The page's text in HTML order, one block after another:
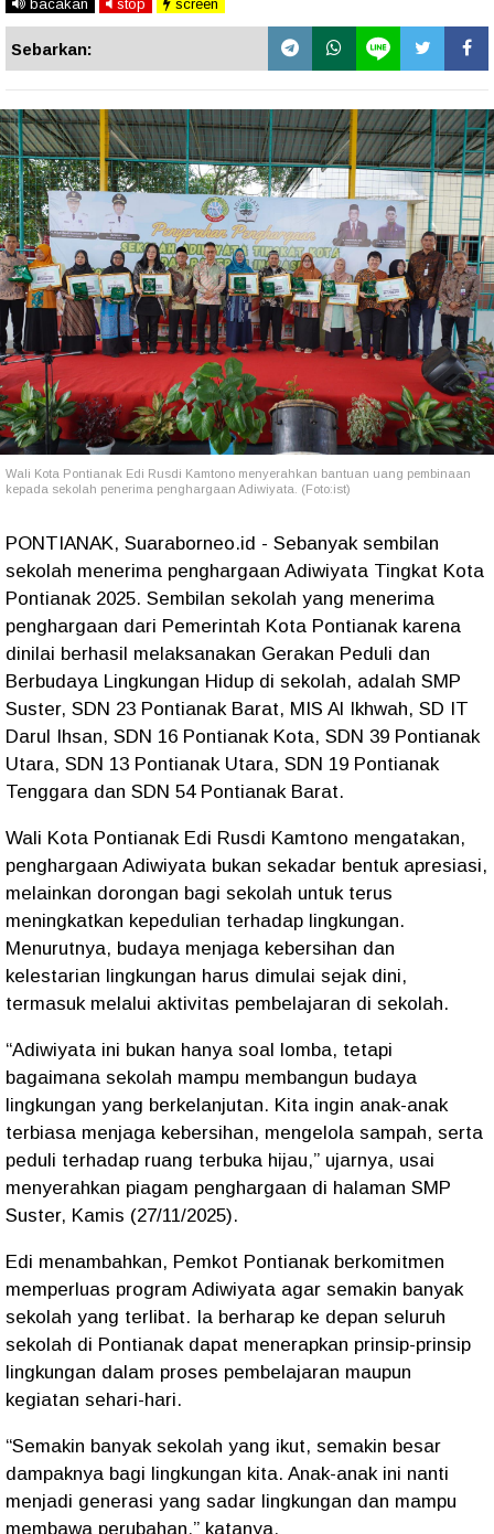
bacakan stop screen
Sebarkan:
Wali Kota Pontianak Edi Rusdi Kamtono menyerahkan bantuan uang pembinaan
kepada sekolah penerima penghargaan Adiwiyata. (Foto:ist)
PONTIANAK, Suaraborneo.id - Sebanyak sembilan
sekolah menerima penghargaan Adiwiyata Tingkat Kota
Pontianak 2025. Sembilan sekolah yang menerima
penghargaan dari Pemerintah Kota Pontianak karena
dinilai berhasil melaksanakan Gerakan Peduli dan
Berbudaya Lingkungan Hidup di sekolah, adalah SMP
Suster, SDN 23 Pontianak Barat, MIS Al Ikhwah, SD IT
Darul Ihsan, SDN 16 Pontianak Kota, SDN 39 Pontianak
Utara, SDN 13 Pontianak Utara, SDN 19 Pontianak
Tenggara dan SDN 54 Pontianak Barat.
Wali Kota Pontianak Edi Rusdi Kamtono mengatakan,
penghargaan Adiwiyata bukan sekadar bentuk apresiasi,
melainkan dorongan bagi sekolah untuk terus
meningkatkan kepedulian terhadap lingkungan.
Menurutnya, budaya menjaga kebersihan dan
kelestarian lingkungan harus dimulai sejak dini,
termasuk melalui aktivitas pembelajaran di sekolah.
“Adiwiyata ini bukan hanya soal lomba, tetapi
bagaimana sekolah mampu membangun budaya
lingkungan yang berkelanjutan. Kita ingin anak-anak
terbiasa menjaga kebersihan, mengelola sampah, serta
peduli terhadap ruang terbuka hijau,” ujarnya, usai
menyerahkan piagam penghargaan di halaman SMP
Suster, Kamis (27/11/2025).
Edi menambahkan, Pemkot Pontianak berkomitmen
memperluas program Adiwiyata agar semakin banyak
sekolah yang terlibat. Ia berharap ke depan seluruh
sekolah di Pontianak dapat menerapkan prinsip-prinsip
lingkungan dalam proses pembelajaran maupun
kegiatan sehari-hari.
“Semakin banyak sekolah yang ikut, semakin besar
dampaknya bagi lingkungan kita. Anak-anak ini nanti
menjadi generasi yang sadar lingkungan dan mampu
membawa perubahan,” katanya.